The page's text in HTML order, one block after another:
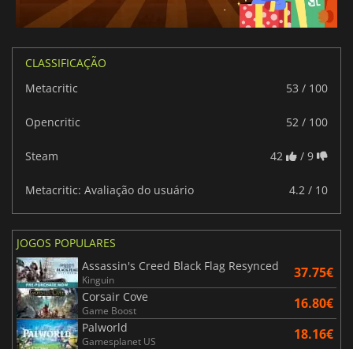
CLASSIFICAÇÃO
Metacritic
53 / 100
Opencritic 52 / 100
Steam 42 / 9
Metacritic: Avaliação do usuário 4.2 / 10
JOGOS POPULARES
Assassin's Creed Black Flag Resynced
Kinguin 37.75€
Corsair Cove
Game Boost 16.80€
Palworld
Gamesplanet US 18.16€